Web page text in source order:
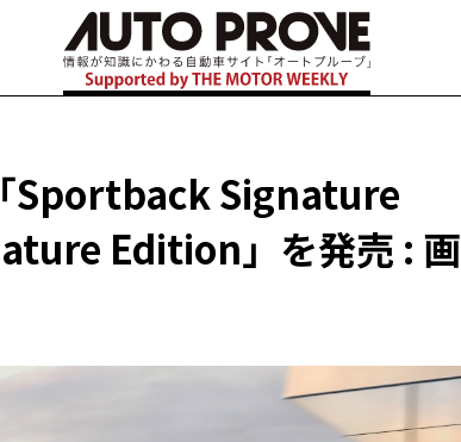
Sportback Signature
Edition」を発売 : 画